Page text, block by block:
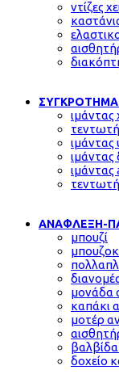
ντίζες
ΣΥΓΚΡΟΤΗΜΑ
ιμάντας
ιμάντας
ιμάντας
ΑΝΑΦΛΕΞΗ-
μπουζί
μονάδα
καπάκι
μοτέρ
δοχείο